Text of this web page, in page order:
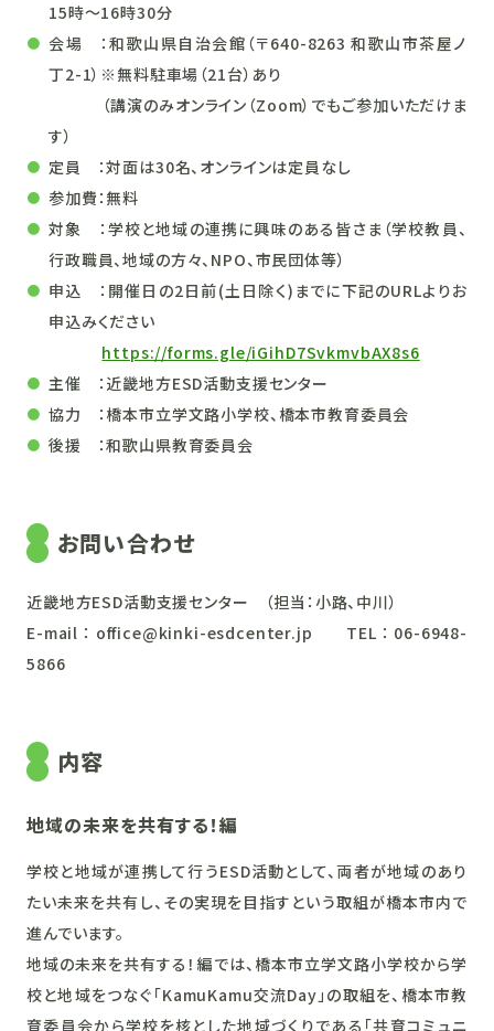
15時～16時30分
会場 ：和歌山県自治会館 （〒640-8263 和歌山市茶屋ノ
丁2-1）※無料駐車場（21台）あり
（講演のみオンライン（Zoom）でもご参加いただけま
す）
定員 ：対面は30名、オンラインは定員なし
参加費：無料
対象 ：学校と地域の連携に興味のある皆さま（学校教員、
行政職員、地域の方々、NPO、市民団体等）
申込 ： 開催日の2日前(土日除く)までに下記のURLよりお
申込みください
https://forms.gle/iGihD7SvkmvbAX8s6
主催 ： 近畿地方ESD活動支援センター
協力 ：橋本市立学文路小学校、橋本市教育委員会
後援 ：和歌山県教育委員会
お問い合わせ
近畿地方ESD活動支援センター （担当：小路、中川）
E-mail：office@kinki-esdcenter.jp TEL：06-6948-
5866
内容
地域の未来を共有する！編
学校と地域が連携して行うESD活動として、両者が地域のあり
たい未来を共有し、その実現を目指すという取組が橋本市内で
進んでいます。
地域の未来を共有する！編では、橋本市立学文路小学校から学
校と地域をつなぐ「KamuKamu交流Day」の取組を、橋本市教
育委員会から学校を核とした地域づくりである「共育コミュニ